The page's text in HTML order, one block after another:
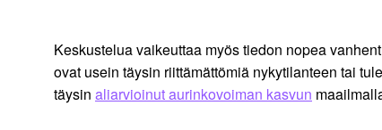
Keskustelua vaikeuttaa myös tiedon nopea
ovat usein täysin riittämättömiä nykytilanteen tai
täysin aliarvioinut aurinkovoiman kasvun